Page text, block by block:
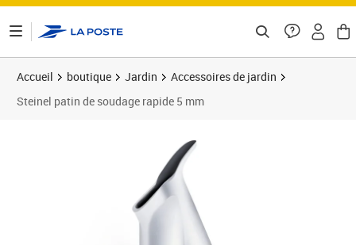
Accueil boutique Jardin
Accessoires de jardin
Steinel patin de soudage rapide 5 mm